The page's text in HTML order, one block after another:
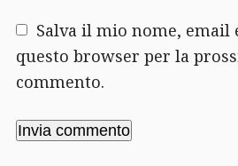
Salva il mio nome, email
questo browser per la
commento.